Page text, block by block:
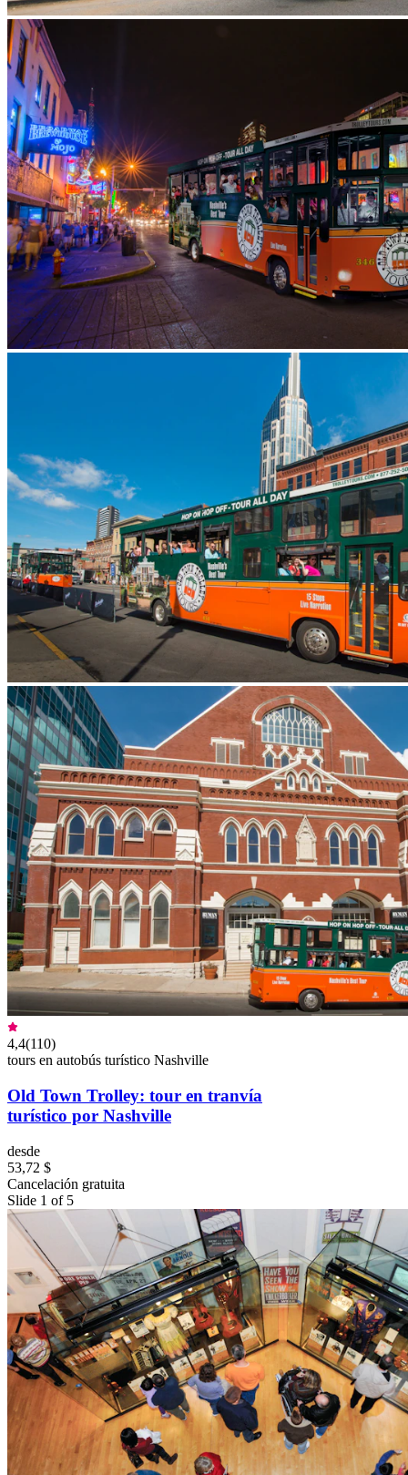
4,4(110)
tours en autobús turístico Nashville
Old Town Trolley: tour en tranvía
turístico por Nashville
desde
53,72 $
Cancelación gratuita
Slide 1 of 5